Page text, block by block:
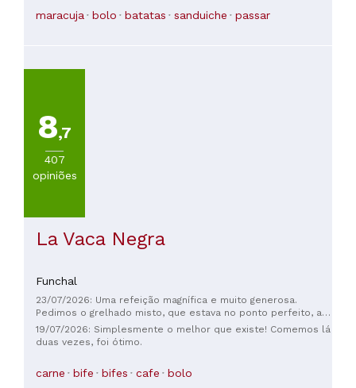
Os lugares são muito concorridos, então é preciso um pouco
francesas – que delícia!
maracuja bolo batatas sanduiche passar
8,7
407
opiniões
La Vaca Negra
Funchal
23/07/2026: Uma refeição magnífica e muito generosa.
Pedimos o grelhado misto, que estava no ponto perfeito, a
carne era de alta qualidade e as batatas fritas caseiras
estavam deliciosas. Queríamos vinho e o garçom nos deu
excelentes recomendações. Obrigado por esta refeição
19/07/2026: Simplesmente o melhor que existe! Comemos lá
duas vezes, foi ótimo.
carne bife bifes cafe bolo